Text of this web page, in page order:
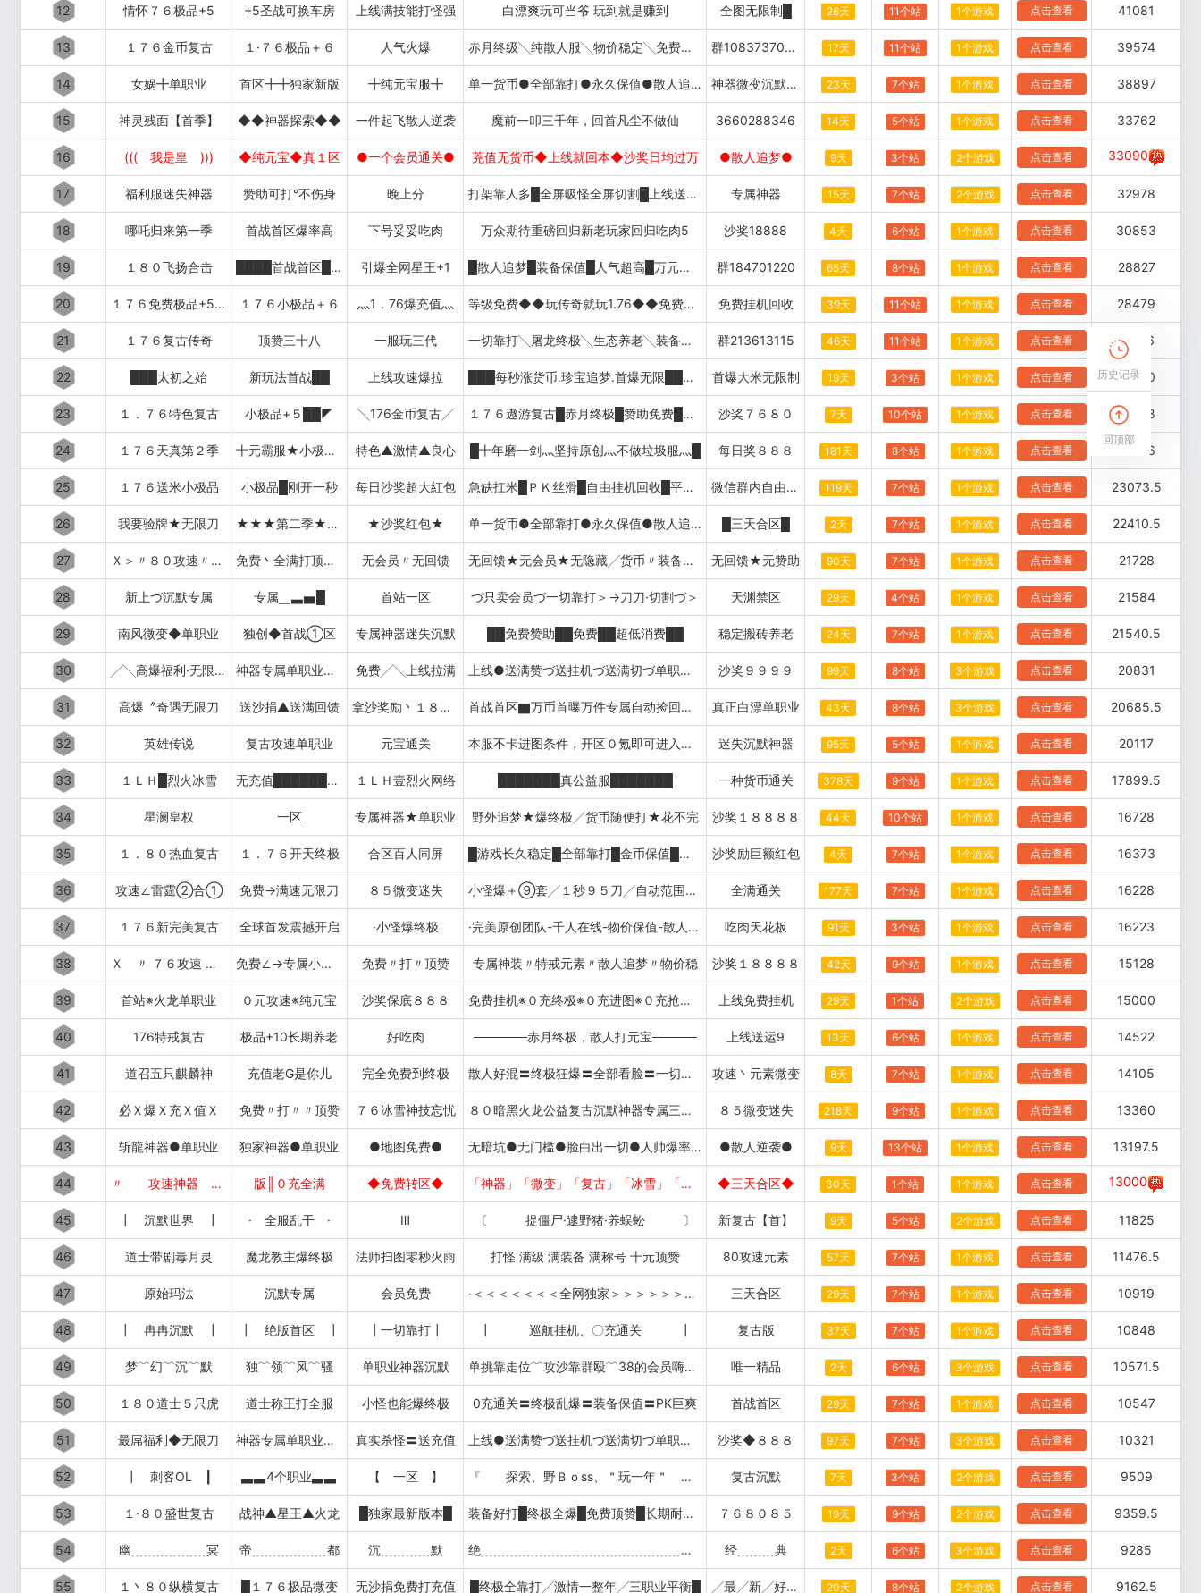
12 情怀７６极品+5 +5圣战可换车房 上线满技能打怪强 白漂爽玩可当爷 玩到就是赚到 全图无限制█ 26天 11个站 1个游戏 点击查看 41081
13 １７６金币复古 １·７６极品＋６ 人气火爆 赤月终级╲纯散人服╲物价稳定╲免费挂机 群1083737056 17天 11个站 1个游戏 点击查看 39574
14 女娲╋单职业 首区╋╋独家新版 ╋纯元宝服╋ 单一货币●全部靠打●永久保值●散人追梦 神器微变沉默火龙 23天 7个站 1个游戏 点击查看 38897
15 神灵残面【首季】 ◆◆神器探索◆◆ 一件起飞散人逆袭 魔前一叩三千年，回首凡尘不做仙 3660288346 14天 5个站 1个游戏 点击查看 33762
16 ((( 我是皇 ))) ◆纯元宝◆真１区 ●一个会员通关● 茺值无货币◆上线就回本◆沙奖日均过万 ●散人追梦● 9天 3个站 2个游戏 点击查看 33090
17 福利服迷失神器 赞助可打°不伤身 晚上分 打架靠人多█全屏吸怪全屏切割█上线送赞助 专属神器 15天 7个站 2个游戏 点击查看 32978
18 哪吒归来第一季 首战首区爆率高 下号妥妥吃肉 万众期待重磅回归新老玩家回归吃肉5 沙奖18888 4天 6个站 1个游戏 点击查看 30853
19 １８０飞扬合击 ████首战首区████ 引爆全网星王+1 █散人追梦█装备保值█人气超高█万元沙奖 群184701220 65天 8个站 1个游戏 点击查看 28827
20 １７６免费极品+5〓道招猛虎〓 １７６小极品＋６ 灬1．76爆充值灬 等级免费◆◆玩传奇就玩1.76◆◆免费挂机 免费挂机回收 39天 11个站 1个游戏 点击查看 28479
21 １７６复古传奇 顶赞三十八 一服玩三代 一切靠打╲屠龙终极╲生态养老╲装备保值 群213613115 46天 11个站 1个游戏 点击查看 24716
22 ███太初之始 新玩法首战██ 上线攻速爆拉 ███每秒涨货币.珍宝追梦.首爆无限████████ 首爆大米无限制 19天 3个站 1个游戏 点击查看 24240
23 １．７６特色复古 小极品+５██◤ ╲176金币复古╱ １７６遨游复古█赤月终极█赞助免费█特色技能█送自动捡物挂机 沙奖７６８０ 7天 10个站 1个游戏 点击查看 24198
24 １７６天真第２季 十元霸服★小极品+７ 特色▲激情▲良心 █十年磨一剑灬坚持原创灬不做垃圾服灬█ 每日奖８８８ 181天 8个站 1个游戏 点击查看 23916
25 １７６送米小极品 小极品█刚开一秒 每日沙奖超大紅包 急缺扛米█ＰＫ丝滑█自由挂机回收█平衡不变态█ 微信群内自由买卖 119天 7个站 1个游戏 点击查看 23073.5
26 我要验牌★无限刀 ★★★第二季★★★ ★沙奖红包★ 单一货币●全部靠打●永久保值●散人追梦 █三天合区█ 2天 7个站 1个游戏 点击查看 22410.5
27 Ｘ＞〃８０攻速〃＜Ｘ 免费丶全满打顶赞▂▃▅▇ 无会员〃无回馈 无回馈★无会员★无隐藏╱货币〃装备保值 无回馈★无赞助 90天 7个站 1个游戏 点击查看 21728
28 新上づ沉默专属 专属▁▃▅█ 首站一区 づ只卖会员づ一切靠打＞→刀刀·切割づ＞ 天渊禁区 29天 4个站 1个游戏 点击查看 21584
29 南风微变◆单职业 独创◆首战①区 专属神器迷失沉默 ██免费赞助██免费██超低消费██ 稳定搬砖养老 24天 7个站 1个游戏 点击查看 21540.5
30 ╱╲高爆福利·无限刀╱╲ 神器专属单职业超变中变迷失 免费╱╲上线拉满 上线●送满赞づ送挂机づ送满切づ单职业超变沉默火龙微变中变大极品公益神技暗黑忘忧冰雪768085 沙奖９９９９ 99天 8个站 3个游戏 点击查看 20831
31 高爆〞奇遇无限刀 送沙捐▲送满回馈 拿沙奖励丶１８８８ 首战首区▇万币首曝万件专属自动捡回永久白漂づ单职业超变沉默火龙微变中变大极品公益神技暗黑忘忧冰雪 真正白漂单职业 43天 8个站 3个游戏 点击查看 20685.5
32 英雄传说 复古攻速单职业 元宝通关 本服不卡进图条件，开区０氪即可进入所有图 迷失沉默神器 95天 5个站 1个游戏 点击查看 20117
33 １ＬＨ█烈火冰雪 无充值████████████ １ＬＨ壹烈火网络 ███████真公益服███████ 一种货币通关 378天 9个站 1个游戏 点击查看 17899.5
34 星澜皇权 一区 专属神器★单职业 野外追梦★爆终极╱货币随便打★花不完 沙奖１８８８８ 44天 10个站 1个游戏 点击查看 16728
35 １．８０热血复古 １．７６开天终极 合区百人同屏 █游戏长久稳定█全部靠打█金币保值█百人攻城█ 沙奖励巨额红包 4天 7个站 1个游戏 点击查看 16373
36 攻速∠雷霆②合① 免费→满速无限刀 ８５微变迷失 小怪爆＋⑨套╱１秒９５刀╱自动范围捡物 全满通关 177天 7个站 1个游戏 点击查看 16228
37 １７６新完美复古 全球首发震撼开启 ·小怪爆终极 ·完美原创团队-千人在线-物价保值-散人吃肉 吃肉天花板 91天 3个站 1个游戏 点击查看 16223
38 Ｘ 〃 ７６攻速 〃 Ｘ 免费∠→专属小极品 免费〃打〃顶赞 专属神装〃特戒元素〃散人追梦〃物价稳 沙奖１８８８８ 42天 9个站 1个游戏 点击查看 15128
39 首站※火龙单职业 ０元攻速※纯元宝 沙奖保底８８８ 免费挂机※０充终极※０充进图※０充抢紅包 上线免费挂机 29天 1个站 2个游戏 点击查看 15000
40 176特戒复古 极品+10长期养老 好吃肉 ──────赤月终极，散人打元宝───── 上线送运9 13天 6个站 1个游戏 点击查看 14522
41 道召五只麒麟神 充值老G是你儿 完全免费到终极 散人好混〓终极狂爆〓全部看脸〓一切靠打 攻速丶元素微变 8天 7个站 1个游戏 点击查看 14105
42 必Ｘ爆Ｘ充Ｘ值Ｘ 免费〃打〃〃顶赞 ７６冰雪神技忘忧 ８０暗黑火龙公益复古沉默神器专属三端打元宝 ８５微变迷失 218天 9个站 1个游戏 点击查看 13360
43 斩龍神器●单职业 独家神器●单职业 ●地图免费● 无暗坑●无门槛●脸白出一切●人帅爆率高 ●散人逆袭● 9天 13个站 1个游戏 点击查看 13197.5
44 〃 攻速神器 〃 版║０充全满 ◆免费转区◆ 「神器」「微变」「复古」「冰雪」「攻速」 ◆三天合区◆ 30天 1个站 1个游戏 点击查看 13000
45 ┃ 沉默世界 ┃ · 全服乱干 · Ⅲ 〔 捉僵尸·逮野猪·养蜈蚣 〕 新复古【首】 9天 5个站 2个游戏 点击查看 11825
46 道士带剧毒月灵 魔龙教主爆终极 法师扫图零秒火雨 打怪 满级 满装备 满称号 十元顶赞 80攻速元素 57天 7个站 1个游戏 点击查看 11476.5
47 原始玛法 沉默专属 会员免费 ·＜＜＜＜＜＜＜全网独家＞＞＞＞＞＞＞＞ 三天合区 29天 7个站 1个游戏 点击查看 10919
48 ┃ 冉冉沉默 ┃ ┃ 绝版首区 ┃ ┃一切靠打┃ ┃ 巡航挂机、〇充通关 ┃ 复古版 37天 7个站 1个游戏 点击查看 10848
49 梦﹌幻﹌沉﹌默 独﹌领﹌风﹌骚 单职业神器沉默 单挑靠走位﹌攻沙靠群殴﹌38的会员嗨一年 唯一精品 2天 6个站 3个游戏 点击查看 10571.5
50 １８０道士５只虎 道士称王打全服 小怪也能爆终极 0充通关〓终极乱爆〓装备保值〓PK巨爽 首战首区 29天 7个站 1个游戏 点击查看 10547
51 最屌福利◆无限刀 神器专属单职业超变中变迷失 真实杀怪〓送充值 上线●送满赞づ送挂机づ送满切づ单职业超变沉默火龙微变中变大极品公益神技暗黑忘忧冰雪 沙奖◆８８８ 97天 7个站 3个游戏 点击查看 10321
52 ┃ 刺客OL ┃ ▃▃4个职业▃▃ 【 一区 】 『 探索、野Ｂｏss、＂玩一年＂ 』 复古沉默 7天 3个站 2个游戏 点击查看 9509
53 １·８０盛世复古 战神▲星王▲火龙 █独家最新版本█ 装备好打█终极全爆█免费顶赞█长期耐玩█ ７６８０８５ 19天 9个站 2个游戏 点击查看 9359.5
54 幽﹍﹍﹍﹍﹍﹍冥 帝﹍﹍﹍﹍﹍﹍都 沉﹍﹍﹍﹍默 绝﹍﹍﹍﹍﹍﹍﹍﹍﹍﹍﹍﹍﹍﹍﹍﹍﹍﹍版 经﹍﹍﹍典 2天 6个站 3个游戏 点击查看 9285
55 １丶８０纵横复古 █１７６极品微变 无沙捐免费打充值 █终极全靠打╱激情一整年╱三职业平衡█ ╱最╱新╱好╱玩╱版╱本 20天 8个站 2个游戏 点击查看 9162.5
历史记录
回顶部